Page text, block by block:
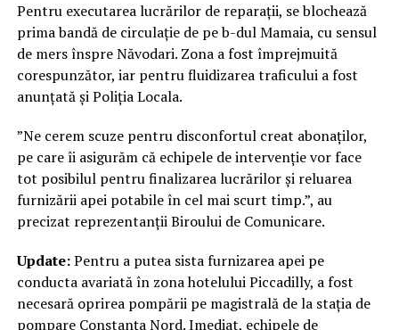
Pentru executarea lucrărilor de reparații, se blochează
prima bandă de circulație de pe b-dul Mamaia, cu sensul
de mers înspre Năvodari. Zona a fost împrejmuită
corespunzător, iar pentru fluidizarea traficului a fost
anunțată și Poliția Locala.
”Ne cerem scuze pentru disconfortul creat abonaților,
pe care îi asigurăm că echipele de intervenție vor face
tot posibilul pentru finalizarea lucrărilor și reluarea
furnizării apei potabile în cel mai scurt timp.”, au
precizat reprezentanții Biroului de Comunicare.
Update:Pentru a putea sista furnizarea apei pe
conducta avariată în zona hotelului Piccadilly, a fost
necesară oprirea pompării pe magistrală de la stația de
pompare Constanța Nord. Imediat, echipele de